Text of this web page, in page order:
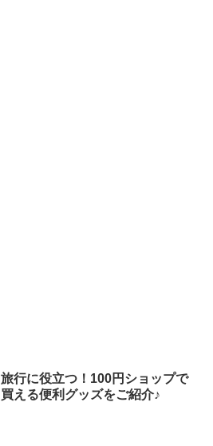
旅行に役立つ！100円ショップで
買える便利グッズをご紹介♪